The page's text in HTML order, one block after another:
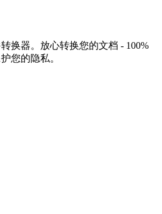
换器。放心转换您的文档 - 100%
您的隐私。